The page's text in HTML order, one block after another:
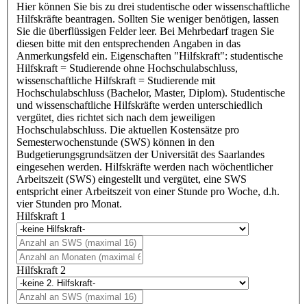
Hier können Sie bis zu drei studentische oder wissenschaftliche
Hilfskräfte beantragen. Sollten Sie weniger benötigen, lassen
Sie die überflüssigen Felder leer. Bei Mehrbedarf tragen Sie
diesen bitte mit den entsprechenden Angaben in das
Anmerkungsfeld ein. Eigenschaften "Hilfskraft": studentische
Hilfskraft = Studierende ohne Hochschulabschluss,
wissenschaftliche Hilfskraft = Studierende mit
Hochschulabschluss (Bachelor, Master, Diplom). Studentische
und wissenschaftliche Hilfskräfte werden unterschiedlich
vergütet, dies richtet sich nach dem jeweiligen
Hochschulabschluss. Die aktuellen Kostensätze pro
Semesterwochenstunde (SWS) können in den
Budgetierungsgrundsätzen der Universität des Saarlandes
eingesehen werden. Hilfskräfte werden nach wöchentlicher
Arbeitszeit (SWS) eingestellt und vergütet, eine SWS
entspricht einer Arbeitszeit von einer Stunde pro Woche, d.h.
vier Stunden pro Monat.
Hilfskraft 1
Hilfskraft 2